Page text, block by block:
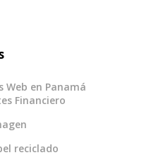
Web en Panamá
Financiero
reciclado